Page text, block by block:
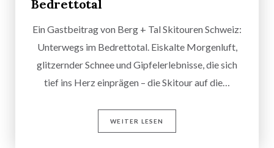
Bedrettotal
Ein Gastbeitrag von Berg + Tal Skitouren Schweiz:
Unterwegs im Bedrettotal. Eiskalte Morgenluft,
glitzernder Schnee und Gipfelerlebnisse, die sich
tief ins Herz einprägen – die Skitour auf die…
WEITER LESEN